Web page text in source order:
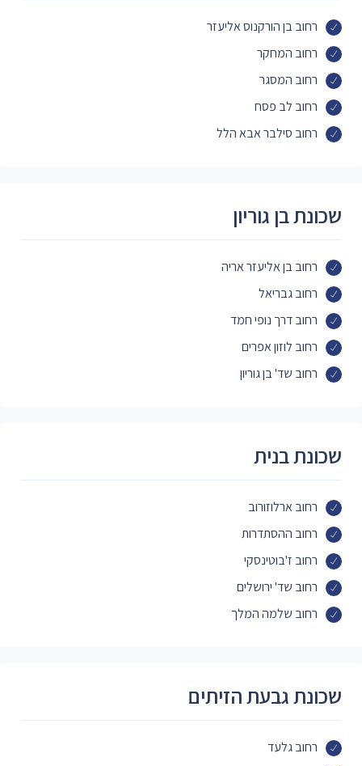
רחוב בן הורקנוס אליעזר
רחוב המחקר
רחוב המסגר
רחוב לב פסח
רחוב סילבר אבא הלל
שכונת בן גוריון
רחוב בן אליעזר אריה
רחוב גבריאל
רחוב דרך נופי חמד
רחוב לוזון אפרים
רחוב שד' בן גוריון
שכונת בנית
רחוב ארלוזורוב
רחוב ההסתדרות
רחוב ז'בוטינסקי
רחוב שד' ירושלים
רחוב שלמה המלך
שכונת גבעת הזיתים
רחוב גלעד